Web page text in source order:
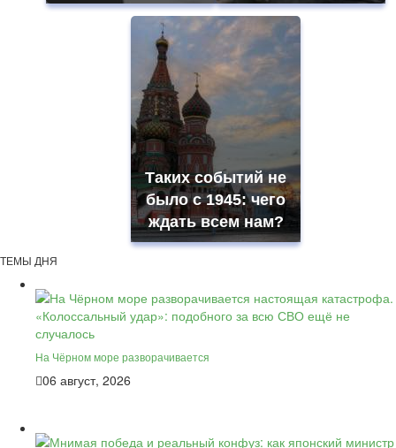
Таких событий не
было с 1945: чего
ждать всем нам?
ТЕМЫ ДНЯ
На Чёрном море разворачивается
06 август, 2026